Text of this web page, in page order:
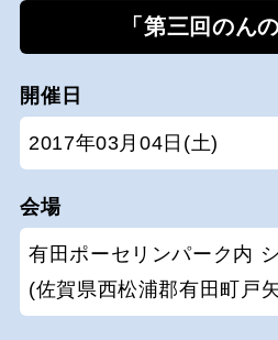
「第三回のん
開催日
2017年03月04日(土)
会場
有田ポーセリンパーク内
(佐賀県西松浦郡有田町戸